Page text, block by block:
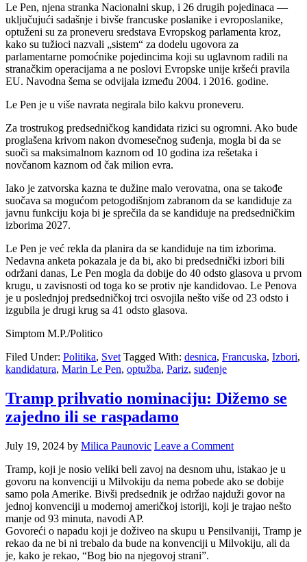
Le Pen, njena stranka Nacionalni skup, i 26 drugih pojedinaca —
uključujući sadašnje i bivše francuske poslanike i evroposlanike,
optuženi su za proneveru sredstava Evropskog parlamenta kroz,
kako su tužioci nazvali „sistem“ za dodelu ugovora za
parlamentarne pomoćnike pojedincima koji su uglavnom radili na
stranačkim operacijama a ne poslovi Evropske unije kršeći pravila
EU. Navodna šema se odvijala između 2004. i 2016. godine.
Le Pen je u više navrata negirala bilo kakvu proneveru.
Za trostrukog predsedničkog kandidata rizici su ogromni. Ako bude
proglašena krivom nakon dvomesečnog suđenja, mogla bi da se
suoči sa maksimalnom kaznom od 10 godina iza rešetaka i
novčanom kaznom od čak milion evra.
Iako je zatvorska kazna te dužine malo verovatna, ona se takođe
suočava sa mogućom petogodišnjom zabranom da se kandiduje za
javnu funkciju koja bi je sprečila da se kandiduje na predsedničkim
izborima 2027.
Le Pen je već rekla da planira da se kandiduje na tim izborima.
Nedavna anketa pokazala je da bi, ako bi predsednički izbori bili
održani danas, Le Pen mogla da dobije do 40 odsto glasova u prvom
krugu, u zavisnosti od toga ko se protiv nje kandidovao. Le Penova
je u poslednjoj predsedničkoj trci osvojila nešto više od 23 odsto i
izgubila je drugi krug sa 41 odsto glasova.
Simptom M.P./Politico
Filed Under: Politika, Svet Tagged With: desnica, Francuska, Izbori,
kandidatura, Marin Le Pen, optužba, Pariz, suđenje
Tramp prihvatio nominaciju: Dižemo se
zajedno ili se raspadamo
July 19, 2024 by Milica Paunovic Leave a Comment
Tramp, koji je nosio veliki beli zavoj na desnom uhu, istakao je u
govoru na konvenciji u Milvokiju da nema pobede ako se dobije
samo pola Amerike. Bivši predsednik je održao najduži govor na
jednoj konvenciji u modernoj američkoj istoriji, koji je trajao nešto
manje od 93 minuta, navodi AP.
Govoreći o napadu koji je doživeo na skupu u Pensilvaniji, Tramp je
rekao da ne bi ni trebalo da bude na konvenciji u Milvokiju, ali da
je, kako je rekao, “Bog bio na njegovoj strani”.